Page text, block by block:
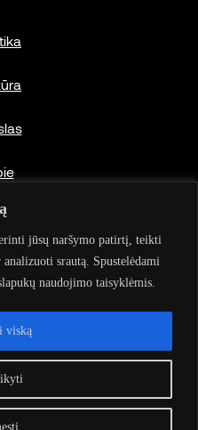
jūsų naršymo patirtį, teikti
srautą. Spustelėdami
naudojimo taisyklėmis.
viską
politika
Be autoriaus sutikimo
kopijuoti
informaciją.